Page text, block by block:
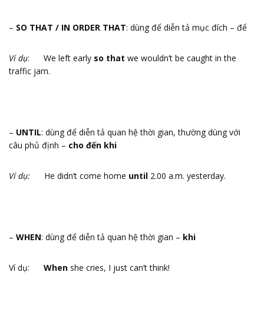
– SO THAT / IN ORDER THAT: dùng để diễn tả mục đích – để
Ví dụ: We left early so that we wouldn’t be caught in the
traffic jam.
– UNTIL: dùng để diễn tả quan hệ thời gian, thường dùng với
câu phủ định – cho đến khi
Ví dụ: He didn’t come home until 2.00 a.m. yesterday.
– WHEN: dùng để diễn tả quan hệ thời gian – khi
Ví dụ: When she cries, I just can’t think!